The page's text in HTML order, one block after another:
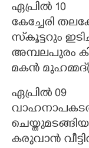
ഏപ്രിൽ 10
കേച്ചേരി
സ്‌കൂട്ടറും
അമ്പലപുരം
മകൻ
ഏപ്രിൽ 09
കരുവാൻ